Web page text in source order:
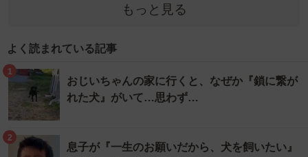
もっと見る
よく読まれている記事
1
おじいちゃんの家に行くと、なぜか『鎖に繋が
れた犬』がいて…思わず…
2
息子が『一生のお願いだから、犬を飼いたい』